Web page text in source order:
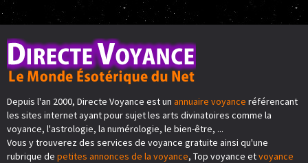
Depuis l'an 2000, Directe Voyance est un annuaire voyance référencant
les sites internet ayant pour sujet les arts divinatoires comme la
voyance, l'astrologie, la numérologie, le bien-être, ...
Vous y trouverez des services de voyance gratuite ainsi qu'une
rubrique de petites annonces de la voyance, Top voyance etvoyance